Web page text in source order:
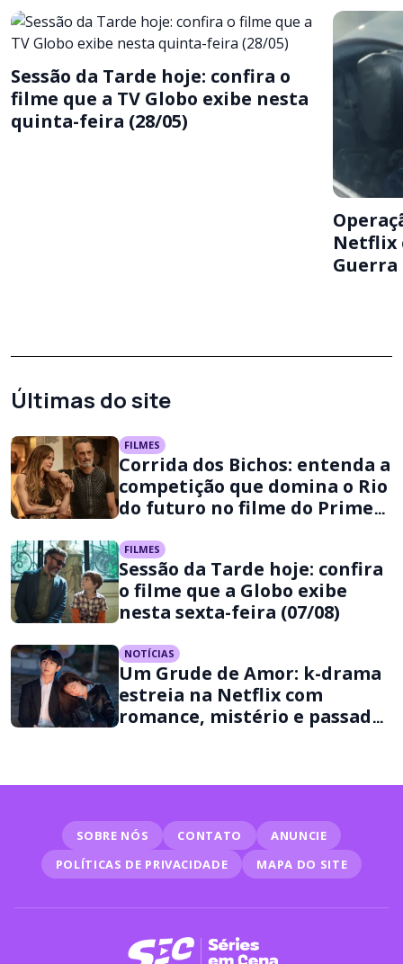
Sessão da Tarde hoje: confira o
filme que a TV Globo exibe nesta
quinta-feira (28/05)
Netflix
Últimas do site
FILMES
Corrida dos Bichos: entenda a
competição que domina o Rio
do futuro no filme do Prime
FILMES
Sessão da Tarde hoje: confira
o filme que a Globo exibe
nesta sexta-feira (07/08)
NOTÍCIAS
Um Grude de Amor: k-drama
estreia na Netflix com
romance, mistério e passado
SOBRE NÓS CONTATO
ANUNCIE
POLÍTICAS DE PRIVACIDADE
MAPA DO SITE